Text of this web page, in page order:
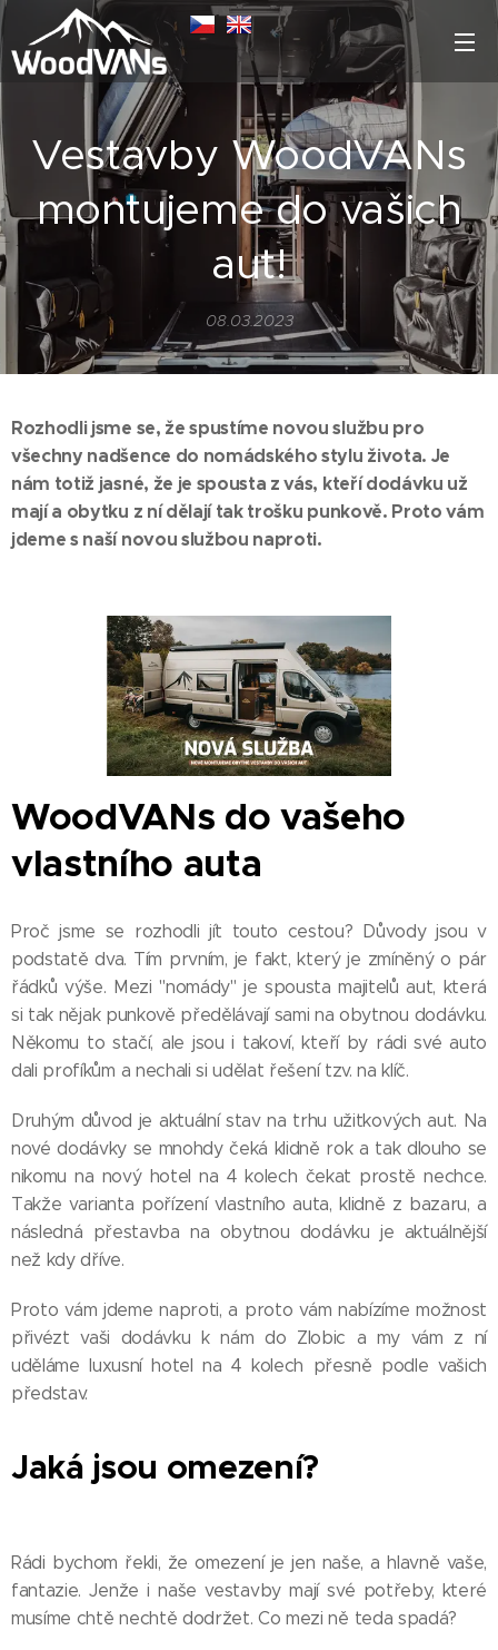
Vestavby WoodVANs
montujeme do vašich
aut!
08.03.2023
Rozhodli jsme se, že spustíme novou službu pro
všechny nadšence do nomádského stylu života. Je
nám totiž jasné, že je spousta z vás, kteří dodávku už
mají a obytku z ní dělají tak trošku punkově. Proto vám
jdeme s naší novou službou naproti.
WoodVANs do vašeho
vlastního auta
Proč jsme se rozhodli jít touto cestou? Důvody jsou v
podstatě dva. Tím prvním, je fakt, který je zmíněný o pár
řádků výše. Mezi "nomády" je spousta majitelů aut, která
si tak nějak punkově předělávají sami na obytnou dodávku.
Někomu to stačí, ale jsou i takoví, kteří by rádi své auto
dali profíkům a nechali si udělat řešení tzv. na klíč.
Druhým důvod je aktuální stav na trhu užitkových aut. Na
nové dodávky se mnohdy čeká klidně rok a tak dlouho se
nikomu na nový hotel na 4 kolech čekat prostě nechce.
Takže varianta pořízení vlastního auta, klidně z bazaru, a
následná přestavba na obytnou dodávku je aktuálnější
než kdy dříve.
Proto vám jdeme naproti, a proto vám nabízíme možnost
přivézt vaši dodávku k nám do Zlobic a my vám z ní
uděláme luxusní hotel na 4 kolech přesně podle vašich
představ.
Jaká jsou omezení?
Rádi bychom řekli, že omezení je jen naše, a hlavně vaše,
fantazie. Jenže i naše vestavby mají své potřeby, které
musíme chtě nechtě dodržet. Co mezi ně teda spadá?